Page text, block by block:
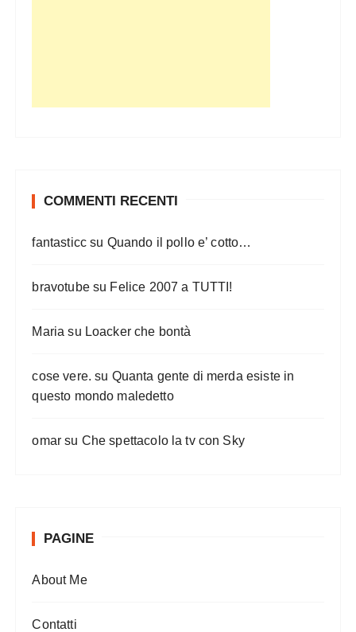
COMMENTI RECENTI
fantasticc su Quando il pollo e’ cotto…
bravotubesu Felice 2007 a TUTTI!
Maria su Loacker che bontà
cose vere. su Quanta gente di merda esiste in
questo mondo maledetto
omar su Che spettacolo la tv con Sky
PAGINE
About Me
Contatti